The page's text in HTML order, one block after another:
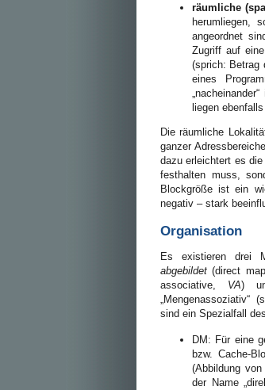
räumliche
herumliegen,
angeordnet
Zugriff auf
(sprich: Betrag
eines
liegen
Die räumliche
ganzer
dazu erleichtert es
festhalten muss,
Blockgröße ist ein
negativ – stark
Organisation
Es existieren drei
abgebildet (direct
associative, VA)
sind ein Spezialfall
DM: Für eine
bzw. Cache-
(Abbildung
der Name